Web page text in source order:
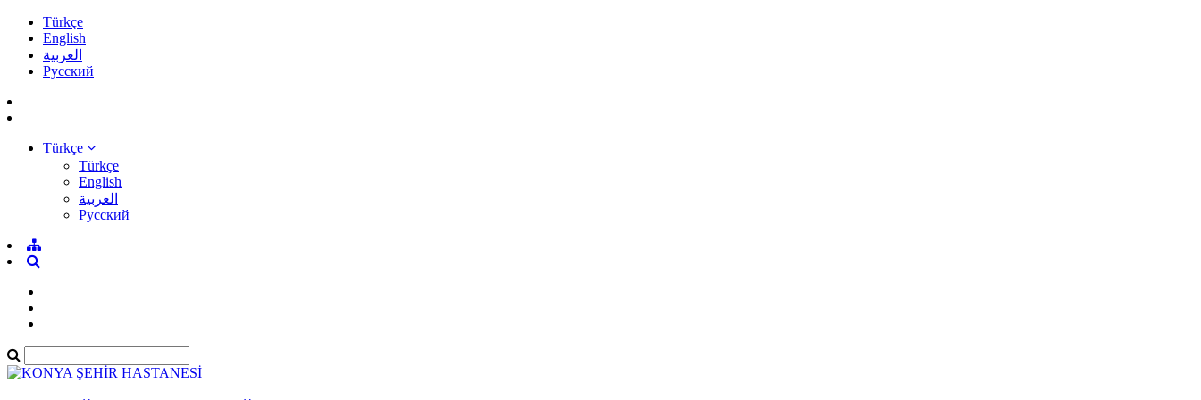
Türkçe
English
العربية
Pусский
Türkçe
Türkçe
English
العربية
Pусский